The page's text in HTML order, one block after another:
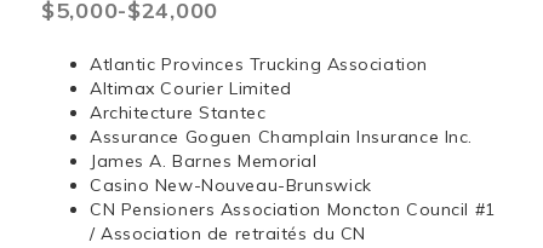
$5,000-$24,000
Atlantic Provinces Trucking Association
Altimax Courier Limited
Architecture Stantec
Assurance Goguen Champlain Insurance Inc.
James A. Barnes Memorial
Casino New-Nouveau-Brunswick
CN Pensioners Association Moncton Council #1
/ Association de retraités du CN